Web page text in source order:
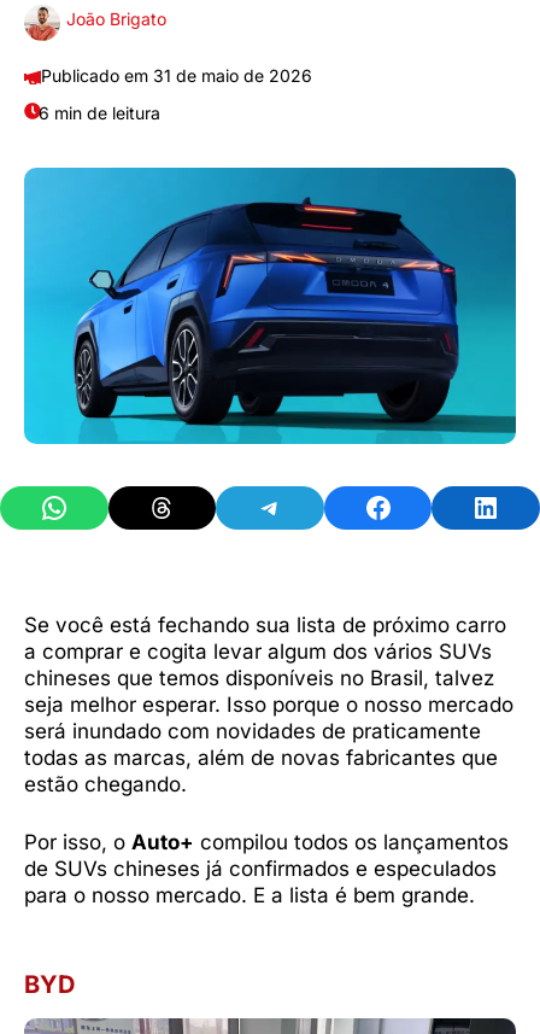
João Brigato
31 de maio de 2026
6 min de leitura
Share on WhatsAppShare on ThreadsShare on TelegramShare on Facebook
Se você está fechando sua lista de próximo carro
a comprar e cogita levar algum dos vários SUVs
chineses que temos disponíveis no Brasil, talvez
seja melhor esperar. Isso porque o nosso mercado
será inundado com novidades de praticamente
todas as marcas, além de novas fabricantes que
estão chegando.
Por isso, o Auto+ compilou todos os lançamentos
de SUVs chineses já confirmados e especulados
para o nosso mercado. E a lista é bem grande.
BYD